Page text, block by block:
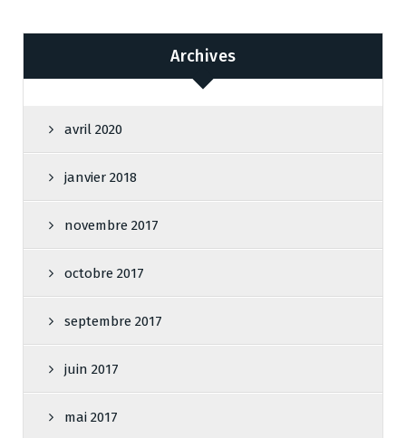
Archives
avril 2020
janvier 2018
novembre 2017
octobre 2017
septembre 2017
juin 2017
mai 2017